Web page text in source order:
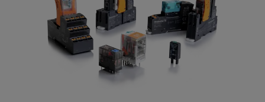
Digital
Engineering
auf einem
neuen Niveau
‒ intuitiv,
unkompliziert,
schnell